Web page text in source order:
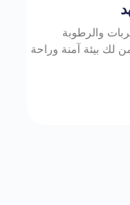
والرطوبة
لك بيئة آمنة وراحة